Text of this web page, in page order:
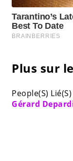
Plus sur
People(S)
Gérard